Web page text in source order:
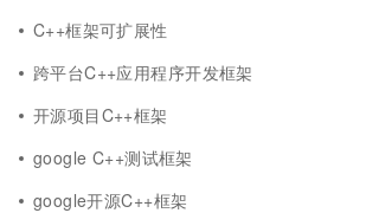
C++框架可扩展性
跨平台C++应用程序开发框架
开源项目C++框架
google C++测试框架
google开源C++框架